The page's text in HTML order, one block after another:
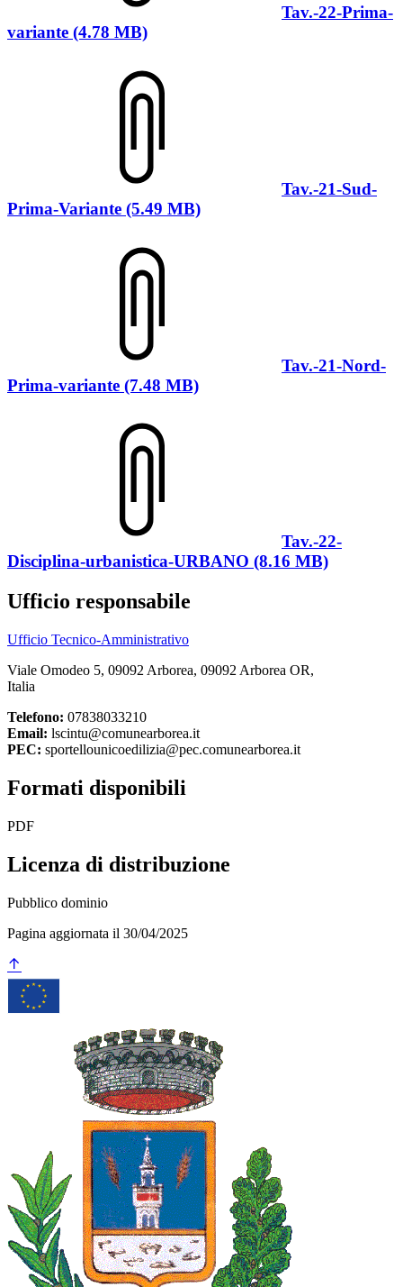
Tav.-22-Prima-
variante (4.78 MB)
Tav.-21-Sud-
Prima-Variante (5.49 MB)
Tav.-21-Nord-
Prima-variante (7.48 MB)
Tav.-22-
Disciplina-urbanistica-URBANO (8.16 MB)
Ufficio responsabile
Ufficio Tecnico-Amministrativo
Viale Omodeo 5, 09092 Arborea, 09092 Arborea OR,
Italia
Telefono: 07838033210
Email: lscintu@comunearborea.it
PEC: sportellounicoedilizia@pec.comunearborea.it
Formati disponibili
PDF
Licenza di distribuzione
Pubblico dominio
Pagina aggiornata il 30/04/2025